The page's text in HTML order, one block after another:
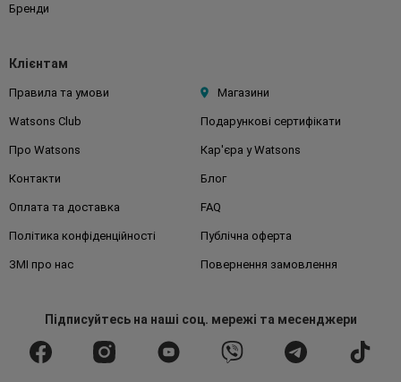
Бренди
Клієнтам
Правила та умови Магазини
Watsons Club Подарункові сертифікати
Про Watsons Кар'єра у Watsons
Контакти Блог
Оплата та доставка FAQ
Політика конфіденційності Публічна оферта
ЗМІ про нас Повернення замовлення
Підписуйтесьна наші соц. мережі та месенджери